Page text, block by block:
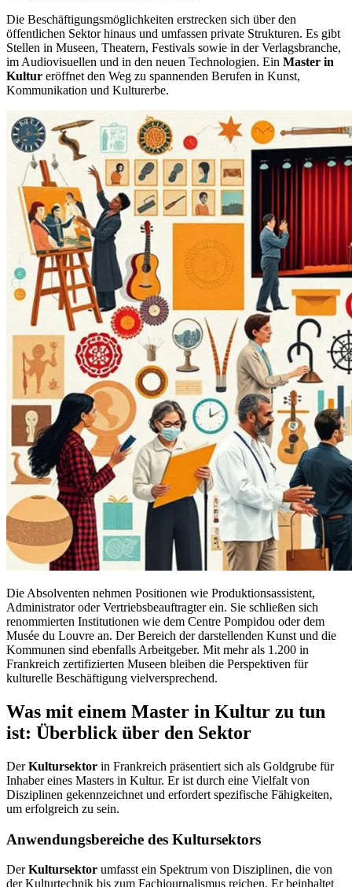
Die Beschäftigungsmöglichkeiten erstrecken sich über den
öffentlichen Sektor hinaus und umfassen private Strukturen. Es gibt
Stellen in Museen, Theatern, Festivals sowie in der Verlagsbranche,
im Audiovisuellen und in den neuen Technologien. Ein Master in
Kultur eröffnet den Weg zu spannenden Berufen in Kunst,
Kommunikation und Kulturerbe.
Die Absolventen nehmen Positionen wie Produktionsassistent,
Administrator oder Vertriebsbeauftragter ein. Sie schließen sich
renommierten Institutionen wie dem Centre Pompidou oder dem
Musée du Louvre an. Der Bereich der darstellenden Kunst und die
Kommunen sind ebenfalls Arbeitgeber. Mit mehr als 1.200 in
Frankreich zertifizierten Museen bleiben die Perspektiven für
kulturelle Beschäftigung vielversprechend.
Was mit einem Master in Kultur zu tun
ist: Überblick über den Sektor
DerKultursektor in Frankreich präsentiert sich als Goldgrube für
Inhaber eines Masters in Kultur. Er ist durch eine Vielfalt von
Disziplinen gekennzeichnet und erfordert spezifische Fähigkeiten,
um erfolgreich zu sein.
Anwendungsbereiche des Kultursektors
DerKultursektor umfasst ein Spektrum von Disziplinen, die von
der Kulturtechnik bis zum Fachjournalismus reichen. Er beinhaltet